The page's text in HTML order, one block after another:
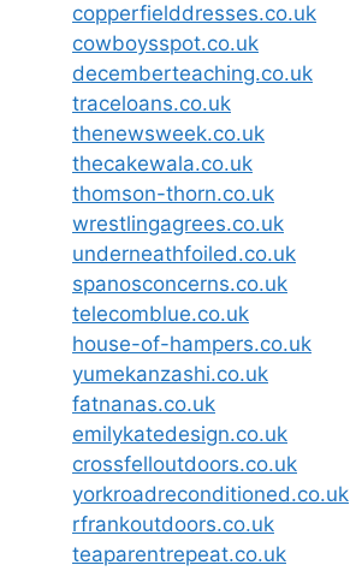
copperfielddresses.co.uk
cowboysspot.co.uk
decemberteaching.co.uk
traceloans.co.uk
thenewsweek.co.uk
thecakewala.co.uk
thomson-thorn.co.uk
wrestlingagrees.co.uk
underneathfoiled.co.uk
spanosconcerns.co.uk
telecomblue.co.uk
house-of-hampers.co.uk
yumekanzashi.co.uk
fatnanas.co.uk
emilykatedesign.co.uk
crossfelloutdoors.co.uk
yorkroadreconditioned.co.uk
rfrankoutdoors.co.uk
teaparentrepeat.co.uk